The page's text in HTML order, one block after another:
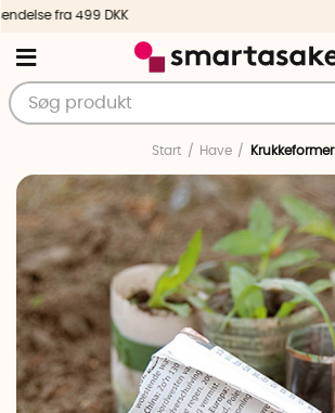
Start Have Krukkeformer